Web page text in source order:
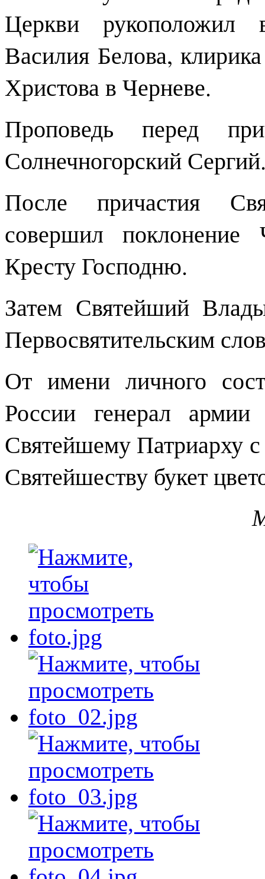
Церкви рукоположил
Василия Белова,
Христова в Черневе.
Проповедь перед
Солнечногорский
После причастия
совершил
Кресту Господню.
Затем Святейший
Первосвятительским
От имени личного
России генерал
Святейшему Патриарху
Святейшеству букет